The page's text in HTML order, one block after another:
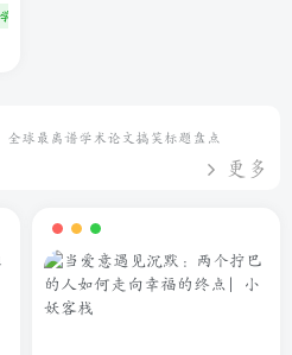
专题
全球最离谱学术论文搞笑标题盘点
更多